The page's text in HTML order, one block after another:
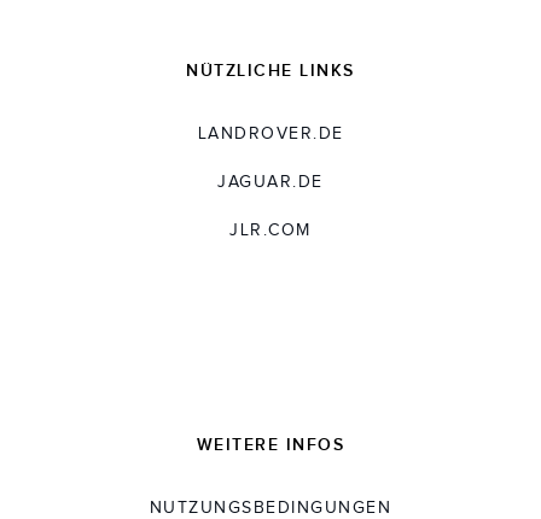
NÜTZLICHE LINKS
LANDROVER.DE
JAGUAR.DE
JLR.COM
WEITERE INFOS
NUTZUNGSBEDINGUNGEN